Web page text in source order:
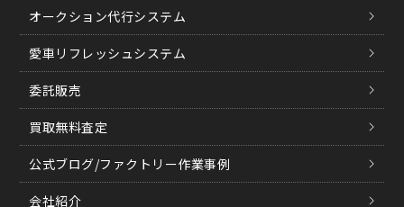
オークション代行システム
愛車リフレッシュシステム
委託販売
買取無料査定
公式ブログ/ファクトリー作業事例
会社紹介